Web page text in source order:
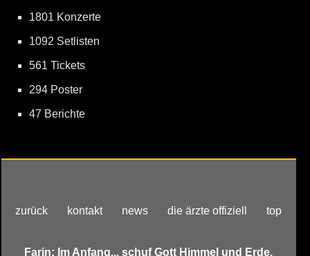
1801 Konzerte
1092 Setlisten
561 Tickets
294 Poster
47 Berichte
zurück kontakt news die ärzte offiziell top
Farin: Im Anfang... schuf Gott Himmel und Erde.